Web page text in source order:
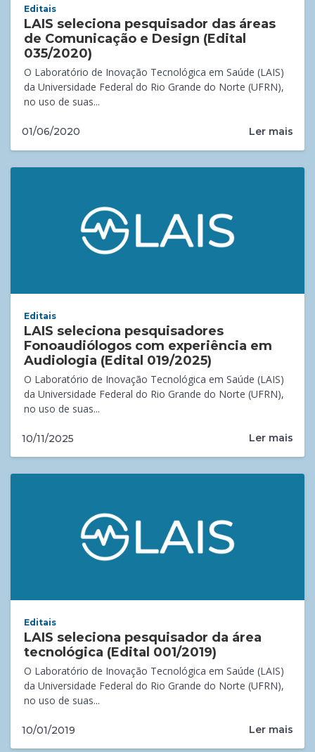
Editais
LAIS seleciona pesquisador das áreas
de Comunicação e Design (Edital
035/2020)
O Laboratório de Inovação Tecnológica em Saúde (LAIS)
da Universidade Federal do Rio Grande do Norte (UFRN),
no uso de suas...
01/06/2020 Ler mais
Editais
LAIS seleciona pesquisadores
Fonoaudiólogos com experiência em
Audiologia (Edital 019/2025)
O Laboratório de Inovação Tecnológica em Saúde (LAIS)
da Universidade Federal do Rio Grande do Norte (UFRN),
no uso de suas...
10/11/2025 Ler mais
Editais
LAIS seleciona pesquisador da área
tecnológica (Edital 001/2019)
O Laboratório de Inovação Tecnológica em Saúde (LAIS)
da Universidade Federal do Rio Grande do Norte (UFRN),
no uso de suas...
10/01/2019 Ler mais